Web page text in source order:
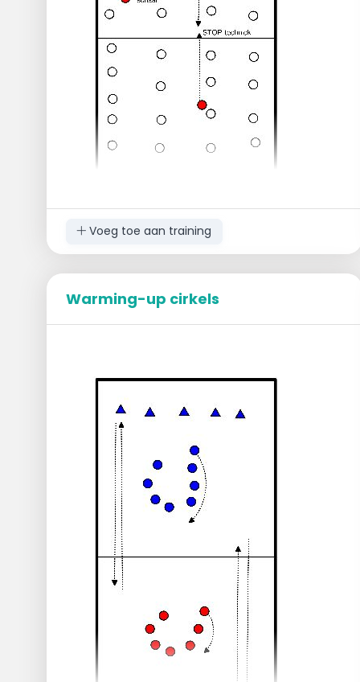
Doel
rechtdoor.
Wanneer twee skaters elkaar tegenkomen,
stoppen ze bij het bijbehorende gekleurde
potje.
Dit voorkomt botsingen en leert skaters
tijdig stoppen.
Wie wint, skatet verder totdat hij/zij een
nieuwe skater tegenkomt.
Wie verliest, skatet langs de zijlijn terug
naar zijn/haar begin kegel.
De groep verdient een punt wanneer een
teamlid voorbij het laatste potje komt.
Na drie minuten schuiven de spelers per
team bij de blauwe kegels één keer door
naar rechts.
Elk team speelt regelmatig tegen andere
groepen.
Bij gelijkspel krijgt het team één punt, bij
Voeg toe aan training
Warming-up cirkels